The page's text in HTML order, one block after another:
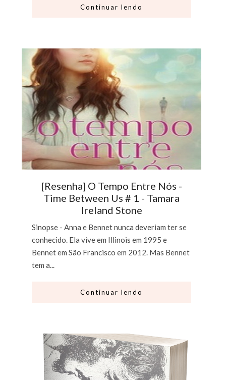
Continuar lendo
[Resenha] O Tempo Entre Nós -
Time Between Us # 1 - Tamara
Ireland Stone
Sinopse - Anna e Bennet nunca deveriam ter se
conhecido. Ela vive em Illinois em 1995 e
Bennet em São Francisco em 2012. Mas Bennet
tem a...
Continuar lendo